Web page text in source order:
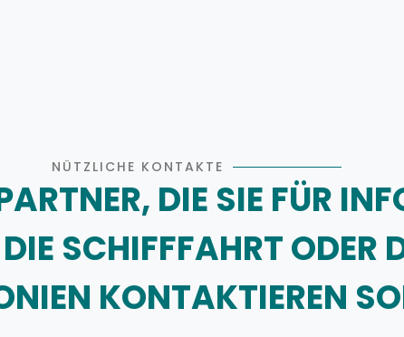
NÜTZLICHE KONTAKTE
DIE SIE FÜR
SCHIFFFAHRT ODER
KONTAKTIEREN